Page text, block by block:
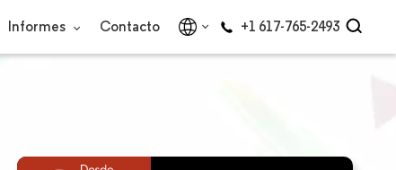
Informes Contacto +1 617-765-2493